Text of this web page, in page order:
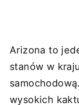
Arizona to
stanów w
wysokich